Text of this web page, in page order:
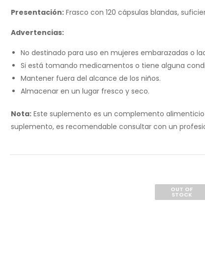
Presentación: Frasco con 120 cápsulas blandas,
Advertencias:
No destinado para uso en mujeres embarazadas o
Si está tomando medicamentos o tiene alguna
Mantener fuera del alcance de los niños.
Almacenar en un lugar fresco y seco.
Nota: Este suplemento es un complemento
suplemento, es recomendable consultar con un
OUT OF
STOCK